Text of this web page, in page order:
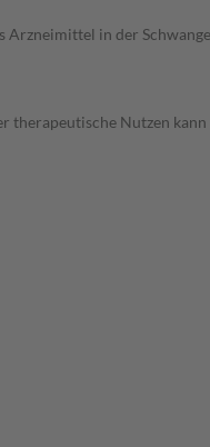
Arzneimittel in der
Nutzen